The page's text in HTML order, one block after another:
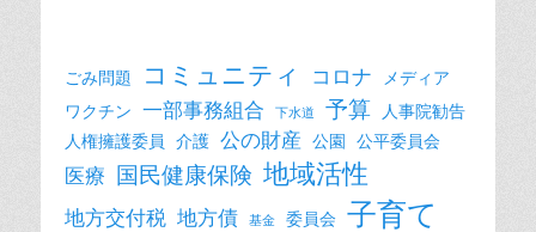
ごみ問題 コミュニティ コロナ
メディア
ワクチン 一部事務組合 下水道 予算 人事院勧告
人権擁護委員 介護 公の財産 公園 公平委員会
医療 国民健康保険 地域活性
地方交付税 地方債 基金 委員会 子育て